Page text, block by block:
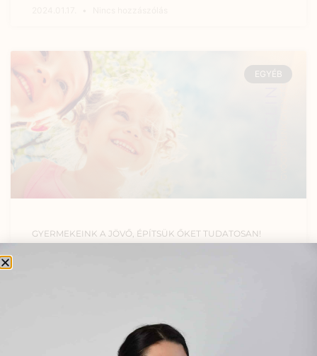
EGYÉB
GYERMEKEINK A JÖVŐ, ÉPÍTSÜK ŐKET TUDATOSAN!